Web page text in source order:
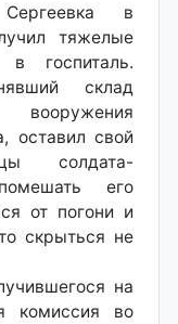
в
тяжелые
госпиталь.
склад
вооружения
оставил свой
солдата-
его
от погони и
скрыться не
на
комиссия во